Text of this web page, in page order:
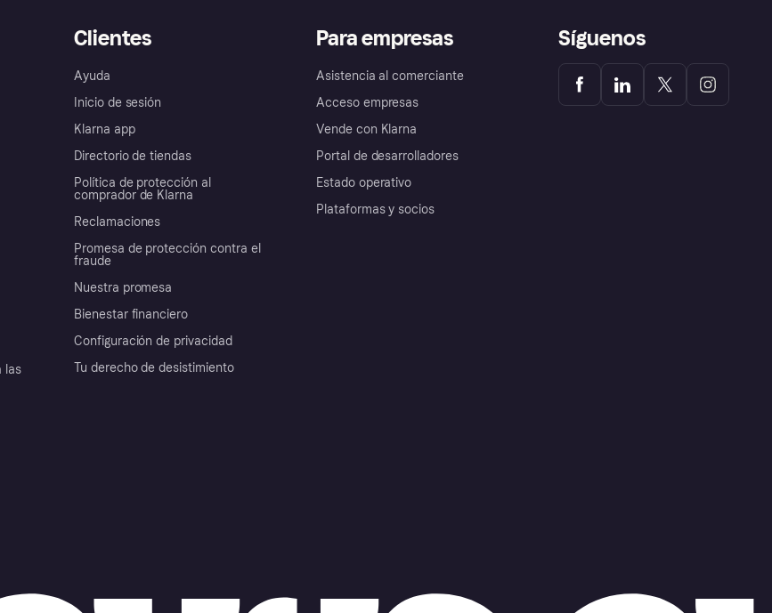
las
Clientes
Ayuda
Inicio de sesión
Klarna app
Directorio de tiendas
Política de protección al
comprador de Klarna
Reclamaciones
Promesa de protección contra el
fraude
Nuestra promesa
Bienestar financiero
Configuración de privacidad
Tu derecho de desistimiento
Para empresas
Asistencia al comerciante
Acceso empresas
Vende con Klarna
Portal de desarrolladores
Estado operativo
Plataformas y socios
Síguenos